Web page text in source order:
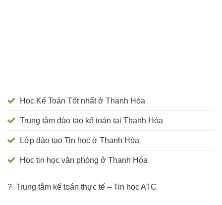
Học Kế Toán Tốt nhất ở Thanh Hóa
Trung tâm đào tạo kế toán tại Thanh Hóa
Lớp đào tạo Tin học ở Thanh Hóa
Học tin học văn phòng ở Thanh Hóa
? Trung tâm kế toán thực tế – Tin học ATC